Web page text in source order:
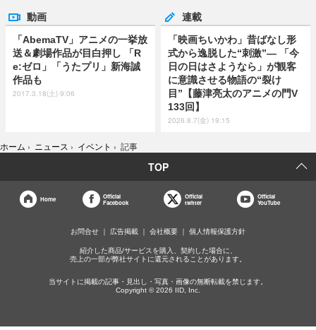
動画
「AbemaTV」アニメの一挙放
送＆劇場作品が目白押し 「R
e:ゼロ」「うたプリ」新海誠
作品も
2017.3.18(土) 9:06
連載
「映画ちいかわ」昔ばなし形
式から逸脱した“刺激”― 「今
日の日はさようなら」が観客
に意識させる物語の“裂け
目”【藤津亮太のアニメの門V
133回】
2026.8.7(金) 19:15
ホーム › ニュース › イベント › 記事
TOP
Home
Official
Facebook
Official
twitter
Official
YouTube
お問合せ 広告掲載 会社概要 個人情報保護方針
紹介した商品/サービスを購入、契約した場合に、
売上の一部が弊社サイトに還元されることがあります。
当サイトに掲載の記事・見出し・写真・画像の無断転載を禁じます。
Copyright © 2026 IID, Inc.